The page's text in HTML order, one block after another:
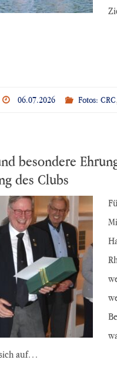
06.07.2026 Fotos: CRC
besondere
des Clubs
auf…